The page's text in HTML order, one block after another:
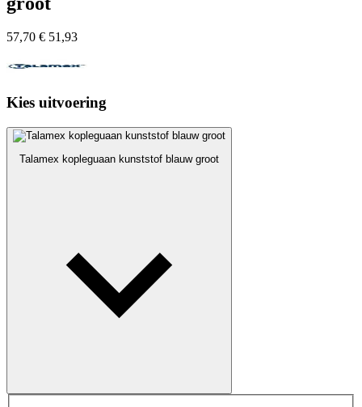
57,70 € 51,93
Kies uitvoering
Talamex kopleguaan kunststof blauw groot